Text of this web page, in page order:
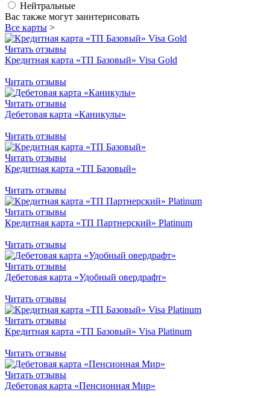
Нейтральные
Вас также могут заинтерисовать
Все карты >
Читать отзывы
Кредитная карта «ТП Базовый» Visa Gold
Читать отзывы
Читать отзывы
Дебетовая карта «Каникулы»
Читать отзывы
Читать отзывы
Кредитная карта «ТП Базовый»
Читать отзывы
Читать отзывы
Кредитная карта «ТП Партнерский» Platinum
Читать отзывы
Читать отзывы
Дебетовая карта «Удобный овердрафт»
Читать отзывы
Читать отзывы
Кредитная карта «ТП Базовый» Visa Platinum
Читать отзывы
Читать отзывы
Дебетовая карта «Пенсионная Мир»